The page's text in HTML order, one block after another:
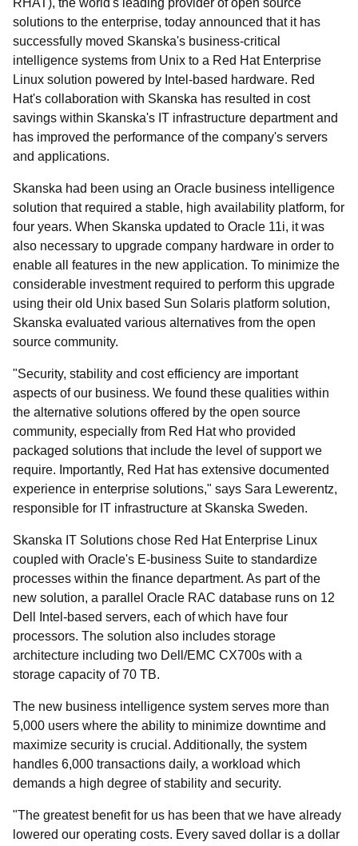
RHAT), the world's leading provider of open source
solutions to the enterprise, today announced that it has
successfully moved Skanska's business-critical
intelligence systems from Unix to a Red Hat Enterprise
Linux solution powered by Intel-based hardware. Red
Hat's collaboration with Skanska has resulted in cost
savings within Skanska's IT infrastructure department and
has improved the performance of the company's servers
and applications.
Skanska had been using an Oracle business intelligence
solution that required a stable, high availability platform, for
four years. When Skanska updated to Oracle 11i, it was
also necessary to upgrade company hardware in order to
enable all features in the new application. To minimize the
considerable investment required to perform this upgrade
using their old Unix based Sun Solaris platform solution,
Skanska evaluated various alternatives from the open
source community.
"Security, stability and cost efficiency are important
aspects of our business. We found these qualities within
the alternative solutions offered by the open source
community, especially from Red Hat who provided
packaged solutions that include the level of support we
require. Importantly, Red Hat has extensive documented
experience in enterprise solutions," says Sara Lewerentz,
responsible for IT infrastructure at Skanska Sweden.
Skanska IT Solutions chose Red Hat Enterprise Linux
coupled with Oracle's E-business Suite to standardize
processes within the finance department. As part of the
new solution, a parallel Oracle RAC database runs on 12
Dell Intel-based servers, each of which have four
processors. The solution also includes storage
architecture including two Dell/EMC CX700s with a
storage capacity of 70 TB.
The new business intelligence system serves more than
5,000 users where the ability to minimize downtime and
maximize security is crucial. Additionally, the system
handles 6,000 transactions daily, a workload which
demands a high degree of stability and security.
"The greatest benefit for us has been that we have already
lowered our operating costs. Every saved dollar is a dollar